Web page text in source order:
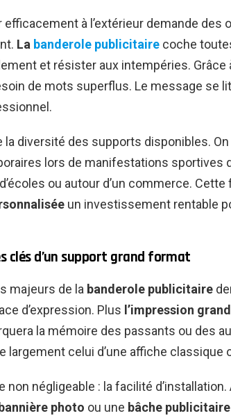
à l’extérieur demande des
La banderole publicitaire coche
et résister aux intempéries. Grâce
de mots superflus. Le message se
la diversité des supports disponibles.
lors de manifestations sportives
ou autour d’un commerce.
un investissement rentable
clés d’un support grand format
majeurs de la banderole publicitaire
d’expression. Plus l’impression
la mémoire des passants ou des
largement celui d’une affiche classique
non négligeable : la facilité
bannière photo ou une bâche publicitaire